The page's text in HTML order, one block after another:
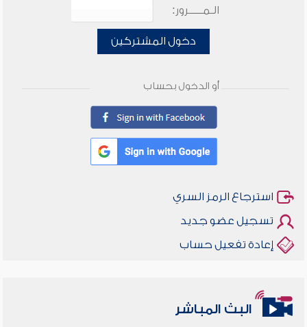
الـمـــــرور:
دخول المشتركين
أو الدخول بحساب
استرجاع الرمز السري
تسجيل عضو جديد
إعادة تفعيل حساب
البث المباشر